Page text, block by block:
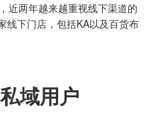
近两年越来越重视线下渠道的
线下门店，包括KA以及百货布
私域用户